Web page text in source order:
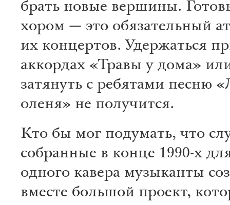
брать новые вершины.
хором — это обязательный
их концертов. Удержаться
аккордах «Травы у дома»
затянуть с ребятами песню
оленя» не получится.
Кто бы мог подумать, что
собранные в конце 1990-х
одного кавера музыканты
вместе большой проект,